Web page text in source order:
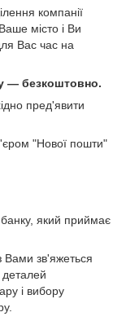
компанії
місто і Ви
Вас час на
— безкоштовно.
пред'явити
"Нової пошти"
який приймає
Вами зв'яжеться
і вибору